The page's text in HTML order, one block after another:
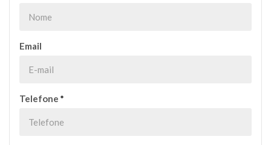
Email
Telefone *